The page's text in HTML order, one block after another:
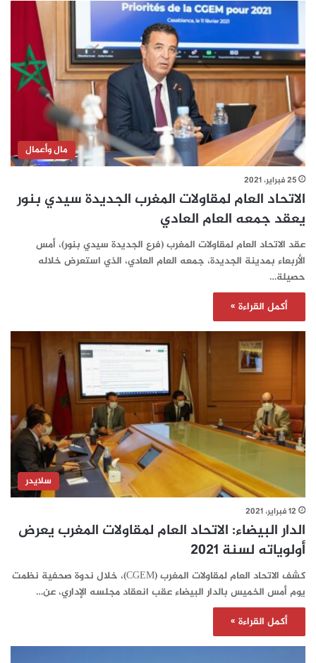
مال وأعمال
25 فبراير، 2021
الاتحاد العام لمقاولات المغرب الجديدة سيدي بنور
يعقد جمعه العام العادي
عقد الاتحاد العام لمقاولات المغرب (فرع الجديدة سيدي بنور)، أمس
الأربعاء بمدينة الجديدة، جمعه العام العادي، الذي استعرض خلاله
حصيلة…
أكمل القراءة »
سلايدر
12 فبراير، 2021
الدار البيضاء: الاتحاد العام لمقاولات المغرب يعرض
أولوياته لسنة 2021
كشف الاتحاد العام لمقاولات المغرب (CGEM)، خلال ندوة صحفية نظمت
يوم أمس الخميس بالدار البيضاء عقب انعقاد مجلسه الإداري، عن…
أكمل القراءة »